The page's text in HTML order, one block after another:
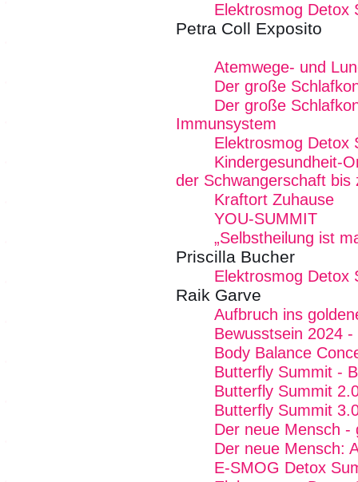
Elektrosmog Detox
Petra Coll Exposito
Atemwege- und
Der große
Der große
Immunsystem
Elektrosmog Detox
Kindergesundheit-
der Schwangerschaft bis
Kraftort Zuhause
YOU-SUMMIT
„Selbstheilung ist
Priscilla Bucher
Elektrosmog Detox
Raik Garve
Aufbruch ins
Bewusstsein 2024
Body Balance
Butterfly Summit -
Butterfly Summit
Butterfly Summit
Der neue Mensch -
Der neue Mensch:
E-SMOG Detox